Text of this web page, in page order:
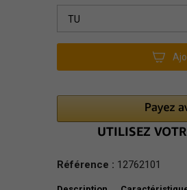
TU
Référence : 12762101